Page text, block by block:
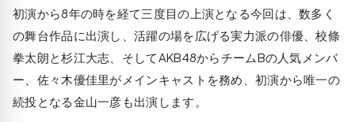
初演から8年の時を経て三度目の上演となる今回は、数多く
の舞台作品に出演し、活躍の場を広げる実力派の俳優、校條
拳太朗と杉江大志、そしてAKB48からチームBの人気メンバ
ー、佐々木優佳里がメインキャストを務め、初演から唯一の
続投となる金山一彦も出演します。